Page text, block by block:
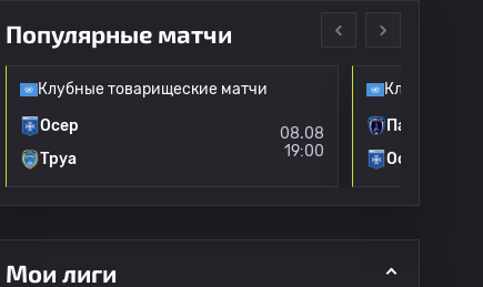
Популярные матчи
Клубные товарищеские матчи
Осер
Труа
08.08
19:00
Клубные
Париж ФК
Осер
Мои лиги